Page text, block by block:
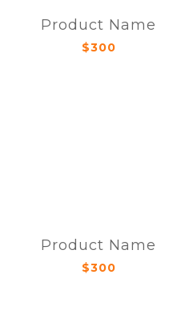
Product Name
$300
Product Name
$300